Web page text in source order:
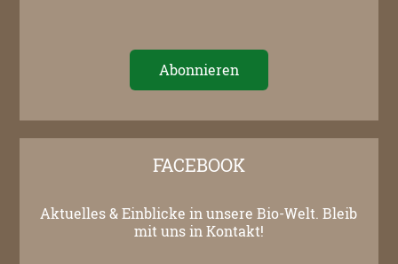
FACEBOOK
Aktuelles & Einblicke in unsere Bio-Welt. Bleib
mit uns in Kontakt!